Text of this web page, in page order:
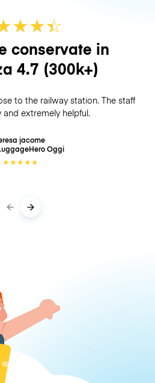
★★☆
★
conservate in
4.7 (300k+)
to the railway station. The staff
and extremely helpful.
jacome
Oggi
★★★★★